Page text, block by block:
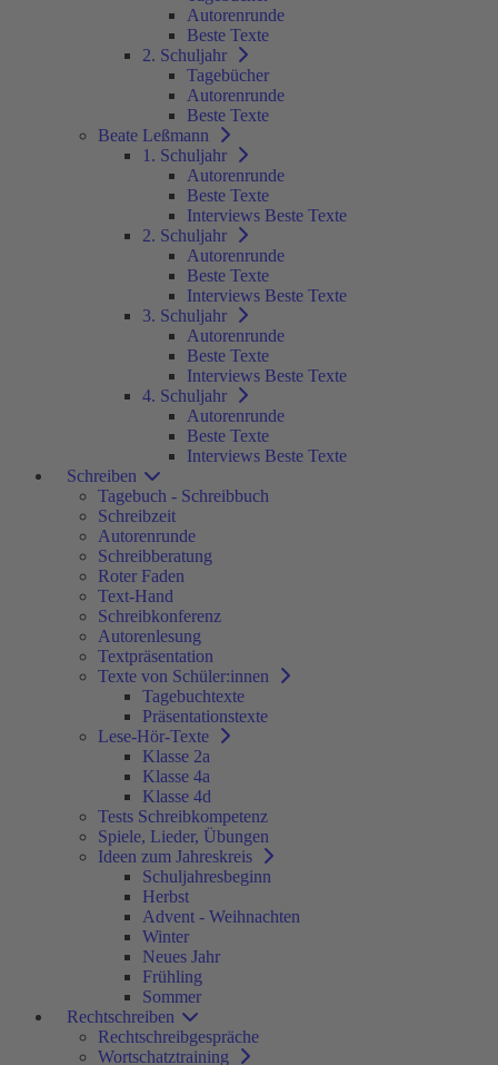
Autorenrunde
Beste Texte
2. Schuljahr
Tagebücher
Autorenrunde
Beste Texte
Beate Leßmann
1. Schuljahr
Autorenrunde
Beste Texte
Interviews Beste Texte
2. Schuljahr
Autorenrunde
Beste Texte
Interviews Beste Texte
3. Schuljahr
Autorenrunde
Beste Texte
Interviews Beste Texte
4. Schuljahr
Autorenrunde
Beste Texte
Interviews Beste Texte
Schreiben
Tagebuch - Schreibbuch
Schreibzeit
Autorenrunde
Schreibberatung
Roter Faden
Text-Hand
Schreibkonferenz
Autorenlesung
Textpräsentation
Texte von Schüler:innen
Tagebuchtexte
Präsentationstexte
Lese-Hör-Texte
Klasse 2a
Klasse 4a
Klasse 4d
Tests Schreibkompetenz
Spiele, Lieder, Übungen
Ideen zum Jahreskreis
Schuljahresbeginn
Herbst
Advent - Weihnachten
Winter
Neues Jahr
Frühling
Sommer
Rechtschreiben
Rechtschreibgespräche
Wortschatztraining